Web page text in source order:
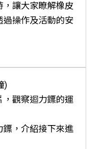
，讓大家瞭解橡皮
操作及活動的安
)
，觀察迴力鏢的運
鏢，介紹接下來進